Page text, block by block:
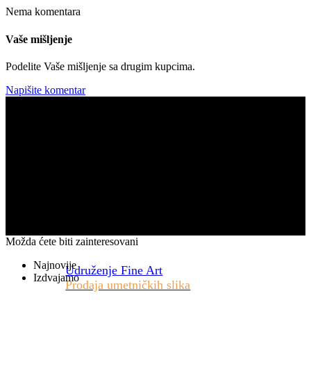
Nema komentara
Vaše mišljenje
Podelite Vaše mišljenje sa drugim kupcima.
Napišite komentar
Udruženje Fine Art
Prodaja umetničkih slika
Možda ćete biti zainteresovani
Najnovije
Izdvajamo